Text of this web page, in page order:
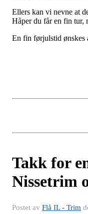
Ellers kan vi nevne at
Håper du får en fin tur,
En fin førjulstid ønskes
Takk for
Nissetrim
Postet av Flå IL - Trim